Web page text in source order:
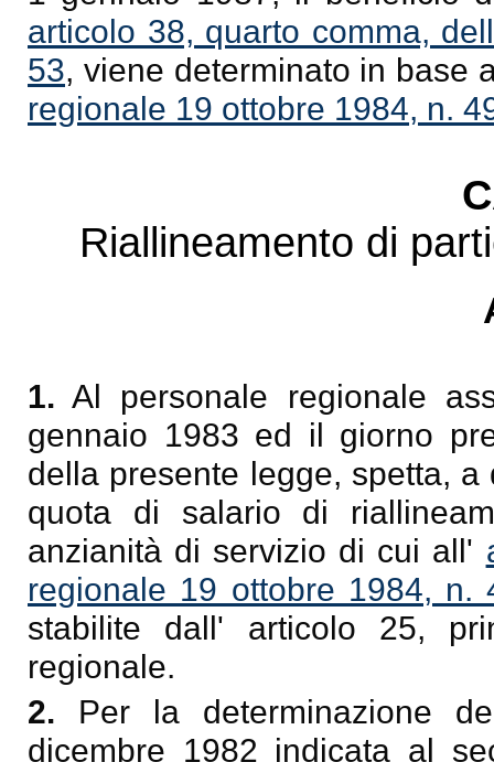
articolo 38, quarto comma,
53, viene determinato in base
regionale 19 ottobre 1984, n.
Riallineamento di
1. Al personale regionale
gennaio 1983 ed il giorno
della presente legge, spetta,
quota di salario di
anzianità di servizio di cui all'
regionale 19 ottobre 1984, n.
stabilite dall' articolo 25,
regionale.
2. Per la determinazione
dicembre 1982 indicata al